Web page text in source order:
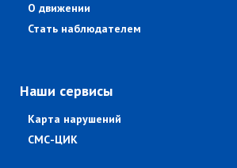
О движении
Стать наблюдателем
Наши сервисы
Карта нарушений
СМС-ЦИК